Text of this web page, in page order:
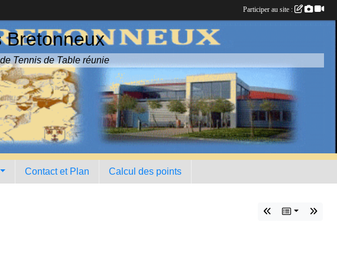
Bretonneux
Tennis de Table réunie
Contact et Plan Calcul des points
Participer au site :